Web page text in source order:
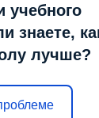
учебного
знаете,
лучше?